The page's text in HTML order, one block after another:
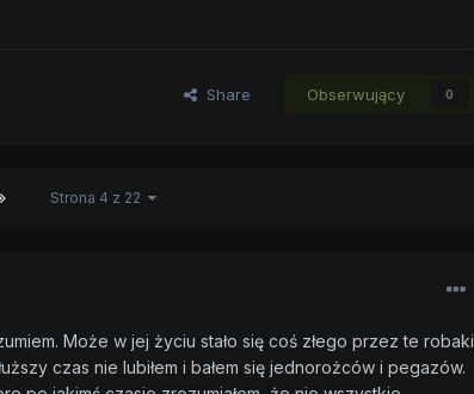
Share Obserwujący 0
Strona 4 z 22
Może w jej życiu stało się coś złego przez te robaki,
czas nie lubiłem i bałem się jednorożców i pegazów.